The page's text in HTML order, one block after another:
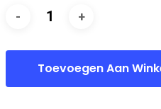
Toevoegen Aan